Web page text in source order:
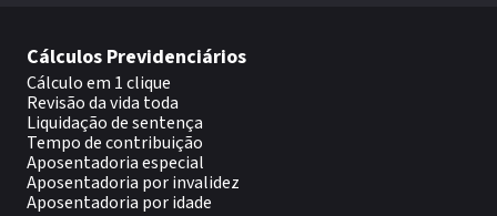
Cálculos Previdenciários
Cálculo em 1 clique
Revisão da vida toda
Liquidação de sentença
Tempo de contribuição
Aposentadoria especial
Aposentadoria por invalidez
Aposentadoria por idade